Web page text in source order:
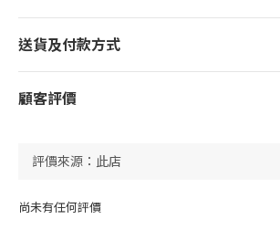
送貨及付款方式
顧客評價
尚未有任何評價